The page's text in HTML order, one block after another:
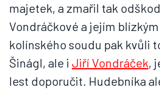
majetek, a zmařil tak
Vondráčkové a jejím
kolínského soudu pak kvůli
Šinágl, ale i Jiří Vondráček,
lest doporučit. Hudebníka